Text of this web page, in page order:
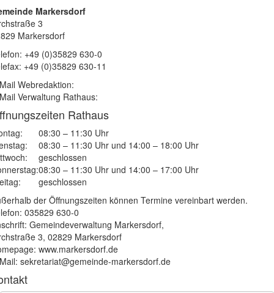
Markersdorf
3
Markersdorf
+49 (0)35829 630-0
+49 (0)35829 630-11
Webredaktion:
Verwaltung Rathaus:
Rathaus
08:30 – 11:30 Uhr
08:30 – 11:30 Uhr und 14:00 – 18:00 Uhr
geschlossen
08:30 – 11:30 Uhr und 14:00 – 17:00 Uhr
geschlossen
der Öffnungszeiten können Termine vereinbart werden.
035829 630-0
Gemeindeverwaltung Markersdorf,
3, 02829 Markersdorf
www.markersdorf.de
sekretariat@gemeinde-markersdorf.de